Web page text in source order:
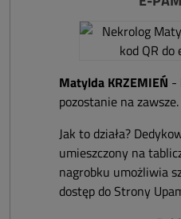
Matylda KRZEMIEŃ -
pozostanie na zawsze.
Jak to działa?
umieszczony na
nagrobku umożliwia
dostęp do Strony